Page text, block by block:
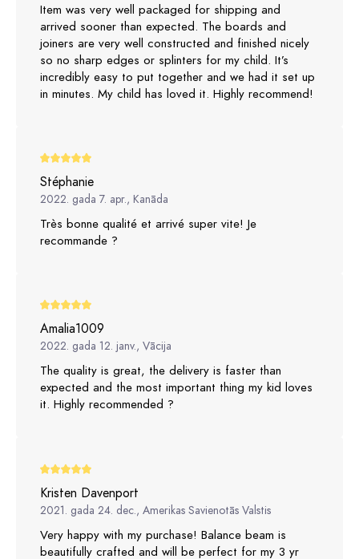
Item was very well packaged for shipping and
arrived sooner than expected. The boards and
joiners are very well constructed and finished nicely
so no sharp edges or splinters for my child. It’s
incredibly easy to put together and we had it set up
in minutes. My child has loved it. Highly recommend!
Stéphanie
2022. gada 7. apr., Kanāda
Très bonne qualité et arrivé super vite! Je
recommande ?
Amalia1009
2022. gada 12. janv., Vācija
The quality is great, the delivery is faster than
expected and the most important thing my kid loves
it. Highly recommended ?
Kristen Davenport
2021. gada 24. dec., Amerikas Savienotās Valstis
Very happy with my purchase! Balance beam is
beautifully crafted and will be perfect for my 3 yr